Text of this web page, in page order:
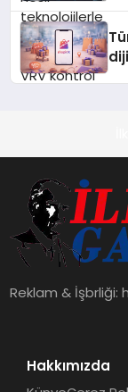
Reklam & İşbrliği:
Hakkımızda